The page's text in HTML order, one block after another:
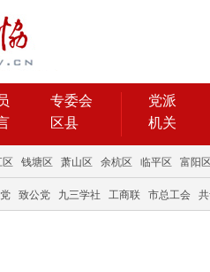
专委会
区县
党派
机关
区 钱塘区 萧山区 余杭区 临平区 富阳
致公党 九三学社 工商联 市总工会